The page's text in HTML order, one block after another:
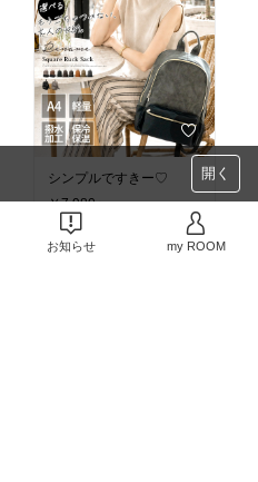
シンプルですきー♡
￥7,980〜
0
開く
お知らせ my ROOM